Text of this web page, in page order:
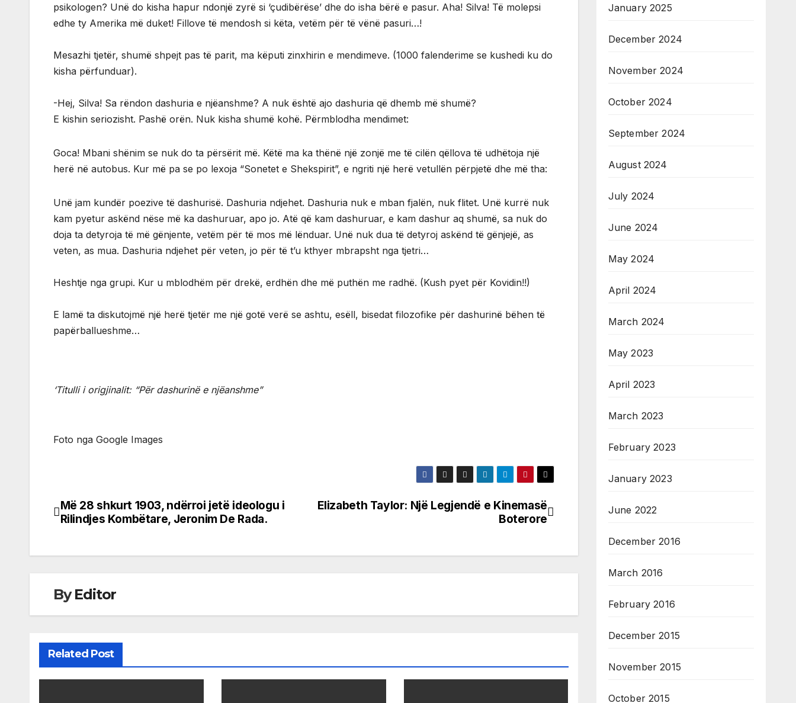
psikologen? Unë do kisha hapur ndonjë zyrë si ‘çudibërëse’ dhe do isha bërë e pasur. Aha! Silva! Të molepsi
edhe ty Amerika më duket! Fillove të mendosh si këta, vetëm për të vënë pasuri…!
Mesazhi tjetër, shumë shpejt pas të parit, ma këputi zinxhirin e mendimeve. (1000 falenderime se kushedi ku do
kisha përfunduar).
-Hej, Silva! Sa rëndon dashuria e njëanshme? A nuk është ajo dashuria që dhemb më shumë?
E kishin seriozisht. Pashë orën. Nuk kisha shumë kohë. Përmblodha mendimet:
Goca! Mbani shënim se nuk do ta përsërit më. Këtë ma ka thënë një zonjë me të cilën qëllova të udhëtoja një
herë në autobus. Kur më pa se po lexoja “Sonetet e Shekspirit”, e ngriti një herë vetullën përpjetë dhe më tha:
Unë jam kundër poezive të dashurisë. Dashuria ndjehet. Dashuria nuk e mban fjalën, nuk flitet. Unë kurrë nuk
kam pyetur askënd nëse më ka dashuruar, apo jo. Atë që kam dashuruar, e kam dashur aq shumë, sa nuk do
doja ta detyroja të më gënjente, vetëm për të mos më lënduar. Unë nuk dua të detyroj askënd të gënjejë, as
veten, as mua. Dashuria ndjehet për veten, jo për të t’u kthyer mbrapsht nga tjetri…
Heshtje nga grupi. Kur u mblodhëm për drekë, erdhën dhe më puthën me radhë. (Kush pyet për Kovidin!!)
E lamë ta diskutojmë një herë tjetër me një gotë verë se ashtu, esëll, bisedat filozofike për dashurinë bëhen të
papërballueshme…
‘Titulli i origjinalit: “Për dashurinë e njëanshme”
Foto nga Google Images
Post
Elizabeth Taylor: Një Legjendë e Kinemasë
Boterore
Më 28 shkurt 1903, ndërroi jetë ideologu i
Rilindjes Kombëtare, Jeronim De Rada.
ByEditor
Related Post
January 2025
December 2024
November 2024
October 2024
September 2024
August 2024
July 2024
June 2024
May 2024
April 2024
March 2024
May 2023
April 2023
March 2023
February 2023
January 2023
June 2022
December 2016
March 2016
February 2016
December 2015
November 2015
October 2015